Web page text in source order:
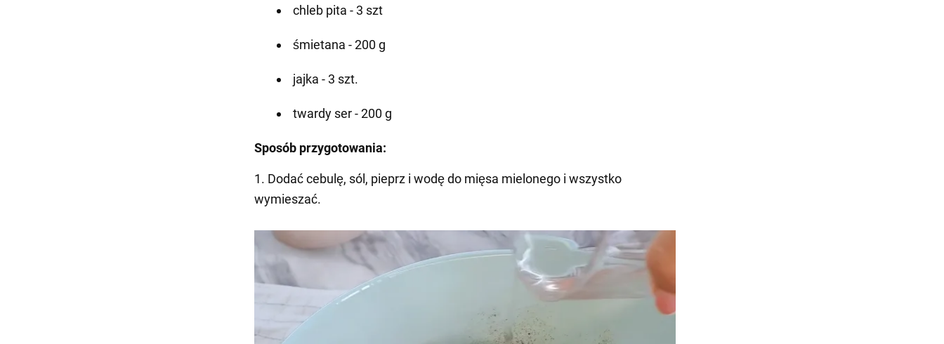
chleb pita - 3 szt
śmietana - 200 g
jajka - 3 szt.
twardy ser - 200 g
Sposób przygotowania:
1. Dodać cebulę, sól, pieprz i wodę do mięsa mielonego i wszystko
wymieszać.